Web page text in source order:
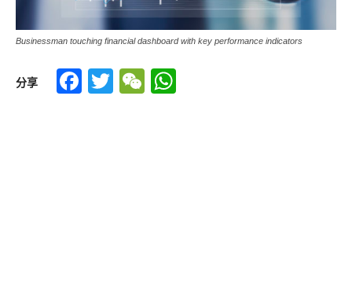
Businessman touching financial dashboard with key performance indicators
分享 Facebook
TwitterWeChat